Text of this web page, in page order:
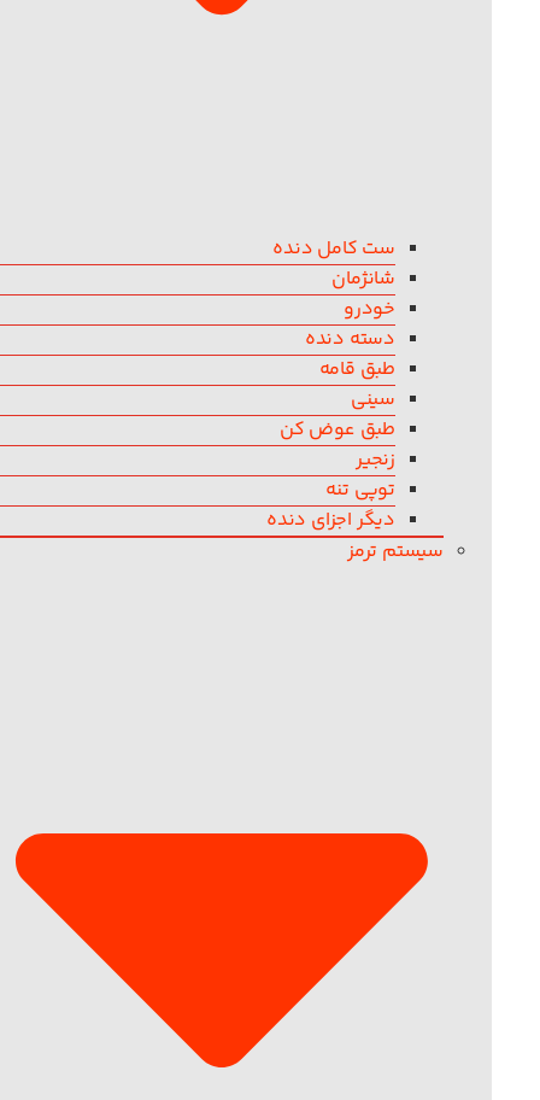
ست کامل دنده
شانژمان
خودرو
دسته دنده
طبق قامه
سینی
طبق عوض کن
زنجیر
توپی تنه
دیگر اجزای دنده
سیستم ترمز